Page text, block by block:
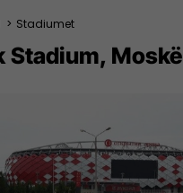
> Stadiumet
Stadium, Moskë